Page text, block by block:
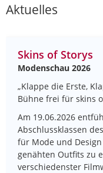
Aktuelles
Skins of Storys
Modenschau 2026
„Klappe die Erste,
Bühne frei für skins
Am 19.06.2026
Abschlussklassen
für Mode und
genähten Outfits zu
verschiedenster